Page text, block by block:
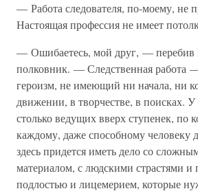
— Работа следователя, по-моему, не
Настоящая профессия не имеет
— Ошибаетесь, мой друг, — перебив
полковник. — Следственная работа
героизм, не имеющий ни начала, ни
движении, в творчестве, в поисках. У
столько ведущих вверх ступенек, по
каждому, даже способному человеку
здесь придется иметь дело со
материалом, с людскими страстями и
подлостью и лицемерием, которые